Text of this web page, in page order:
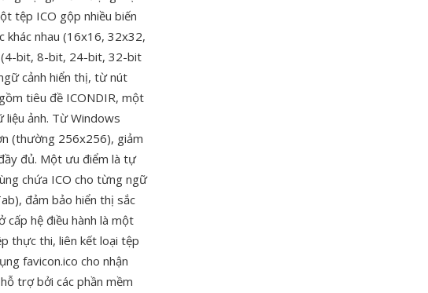
tệp ICO gộp nhiều biến
nhau (16x16, 32x32,
(4-bit, 8-bit, 24-bit, 32-bit
cảnh hiển thị, từ nút
tiêu đề ICONDIR, một
liệu ảnh. Từ Windows
(thường 256x256), giảm
đủ. Một ưu điểm là tự
chứa ICO cho từng ngữ
đảm bảo hiển thị sắc
cấp hệ điều hành là một
thực thi, liên kết loại tệp
favicon.ico cho nhận
trợ bởi các phần mềm